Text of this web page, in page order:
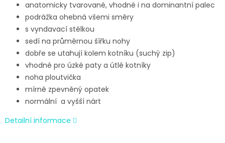
anatomicky tvarované, vhodné i na dominantní palec
podrážka ohebná všemi směry
s vyndavací stélkou
sedí na průměrnou šířku nohy
dobře se utahují kolem kotníku (suchý zip)
vhodné pro úzké paty a útlé kotníky
noha ploutvička
mírně zpevněný opatek
normální a vyšší nárt
Detailní informace